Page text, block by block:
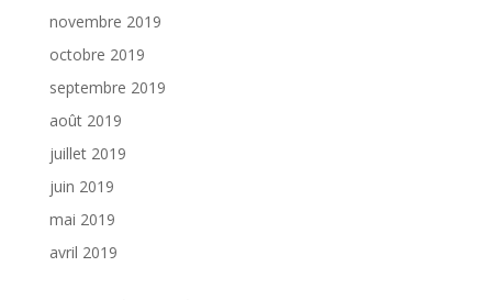
novembre 2019
octobre 2019
septembre 2019
août 2019
juillet 2019
juin 2019
mai 2019
avril 2019